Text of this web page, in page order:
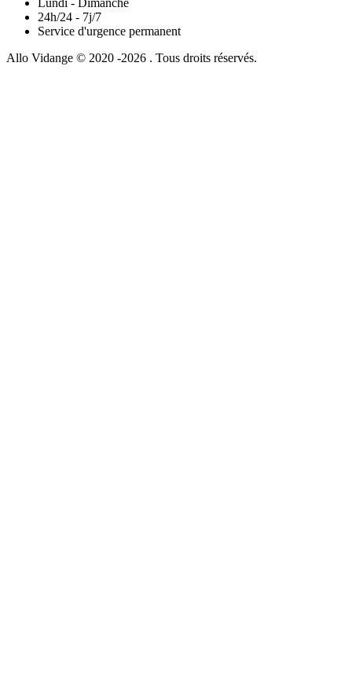
24h/24 - 7j/7
Service d'urgence permanent
Allo Vidange © 2020 -2026 . Tous droits réservés.